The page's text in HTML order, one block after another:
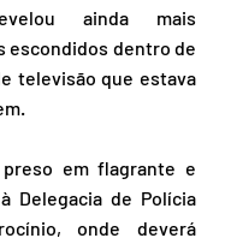
ainda mais
escondidos dentro de
televisão que estava
em flagrante e
Delegacia de Polícia
onde deverá